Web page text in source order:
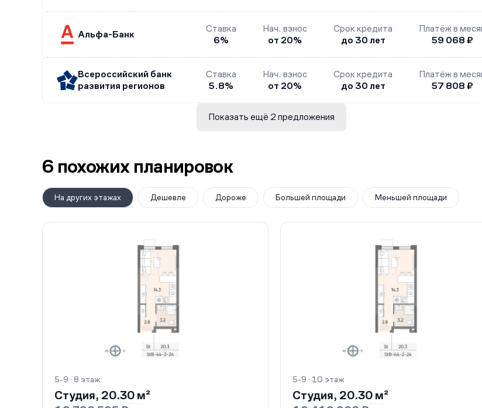
Альфа-Банк
Ставка
6%
Нач. взнос
от 20%
Срок кредита
до 30 лет
Платёж в
59 068 ₽
Всероссийский банк
развития регионов
Ставка
5.8%
Нач. взнос
от 20%
Срок кредита
до 30 лет
Платёж в
57 808 ₽
Показать ещё 2 предложения
6 похожих планировок
На других этажах Дешевле Дороже Большей площади Меньшей площади
5-9 · 8 этаж
Студия, 20.30 м²
5-9 · 10 этаж
Студия, 20.30 м²